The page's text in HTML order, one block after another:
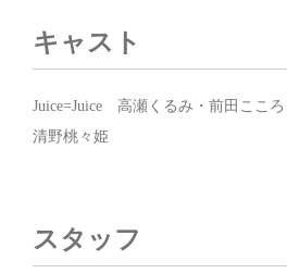
キャスト
Juice=Juice 高瀬くるみ・前田こころ
清野桃々姫
スタッフ